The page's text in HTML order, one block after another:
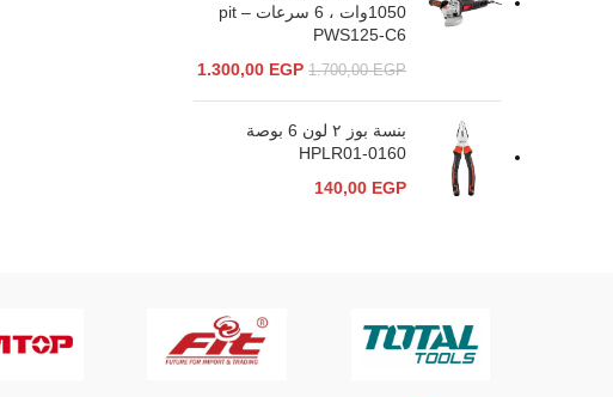
1050وات ، 6 سرعات – pit
PWS125-C6
1.700,00EGP
1.300,00 EGP
بنسة بوز ٢ لون 6 بوصة
HPLR01-0160
140,00 EGP